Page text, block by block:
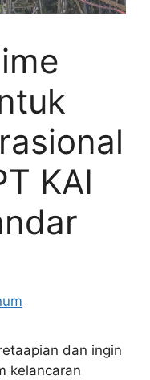
KAI
dan ingin
kelancaran